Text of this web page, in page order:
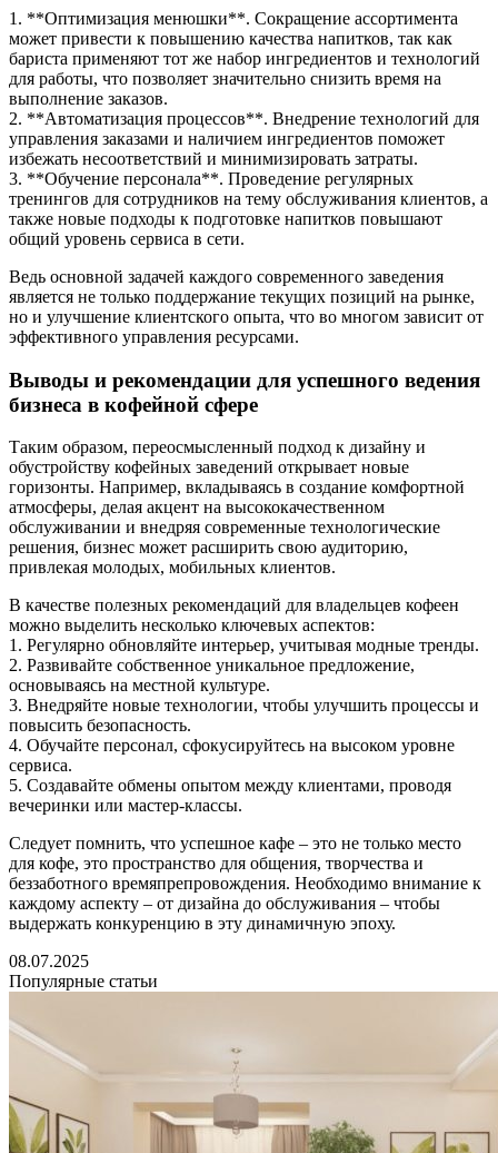
1. **Оптимизация менюшки**. Сокращение ассортимента
может привести к повышению качества напитков, так как
бариста применяют тот же набор ингредиентов и технологий
для работы, что позволяет значительно снизить время на
выполнение заказов.
2. **Автоматизация процессов**. Внедрение технологий для
управления заказами и наличием ингредиентов поможет
избежать несоответствий и минимизировать затраты.
3. **Обучение персонала**. Проведение регулярных
тренингов для сотрудников на тему обслуживания клиентов, а
также новые подходы к подготовке напитков повышают
общий уровень сервиса в сети.
Ведь основной задачей каждого современного заведения
является не только поддержание текущих позиций на рынке,
но и улучшение клиентского опыта, что во многом зависит от
эффективного управления ресурсами.
Выводы и рекомендации для успешного ведения
бизнеса в кофейной сфере
Таким образом, переосмысленный подход к дизайну и
обустройству кофейных заведений открывает новые
горизонты. Например, вкладываясь в создание комфортной
атмосферы, делая акцент на высококачественном
обслуживании и внедряя современные технологические
решения, бизнес может расширить свою аудиторию,
привлекая молодых, мобильных клиентов.
В качестве полезных рекомендаций для владельцев кофеен
можно выделить несколько ключевых аспектов:
1. Регулярно обновляйте интерьер, учитывая модные тренды.
2. Развивайте собственное уникальное предложение,
основываясь на местной культуре.
3. Внедряйте новые технологии, чтобы улучшить процессы и
повысить безопасность.
4. Обучайте персонал, сфокусируйтесь на высоком уровне
сервиса.
5. Создавайте обмены опытом между клиентами, проводя
вечеринки или мастер-классы.
Следует помнить, что успешное кафе – это не только место
для кофе, это пространство для общения, творчества и
беззаботного времяпрепровождения. Необходимо внимание к
каждому аспекту – от дизайна до обслуживания – чтобы
выдержать конкуренцию в эту динамичную эпоху.
08.07.2025
Популярные статьи